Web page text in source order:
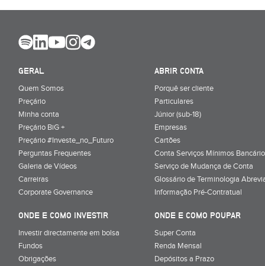
GERAL
Quem Somos
Preçário
Minha conta
Preçário BiG +
Preçário #Investe_no_Futuro
Perguntas Frequentes
Galeria de Vídeos
Carreiras
Corporate Governance
ABRIR CONTA
Porquê ser cliente
Particulares
Júnior (sub-18)
Empresas
Cartões
Conta Serviços Mínimos
Serviço de Mudança de Conta
Glossário de Terminologia
Informação Pré-Contratual
ONDE E COMO INVESTIR
Investir directamente em bolsa
Fundos
Obrigações
ONDE E COMO POUPAR
Super Conta
Renda Mensal
Depósitos a Prazo